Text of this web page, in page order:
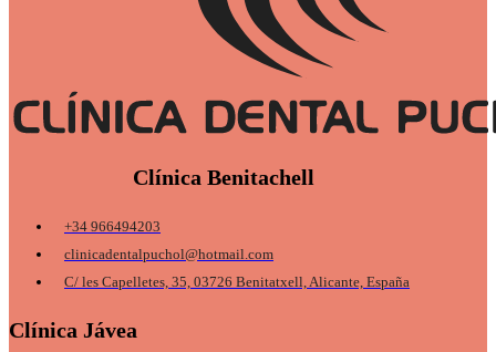
Clínica Benitachell
+34 966494203
clinicadentalpuchol@hotmail.com
C/ les Capelletes, 35, 03726 Benitatxell, Alicante, España
Clínica Jávea